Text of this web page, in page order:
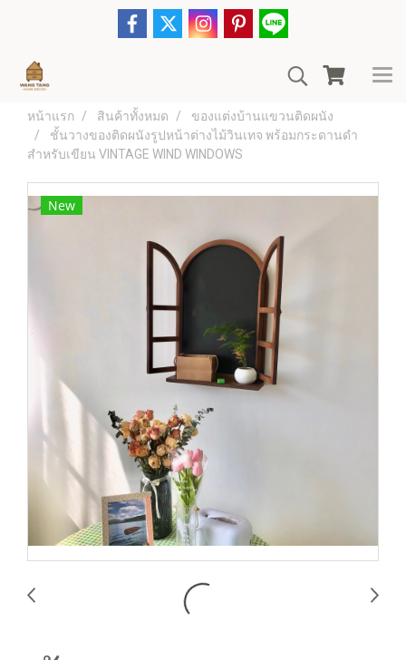
หน้าแรก สินค้าทั้งหมด
ของแต่งบ้านแขวนติดผนัง
ชั้นวางของติดผนังรูปหน้าต่างไม้วินเทจ พร้อมกระดานดำ
สำหรับเขียน VINTAGE WIND WINDOWS
New